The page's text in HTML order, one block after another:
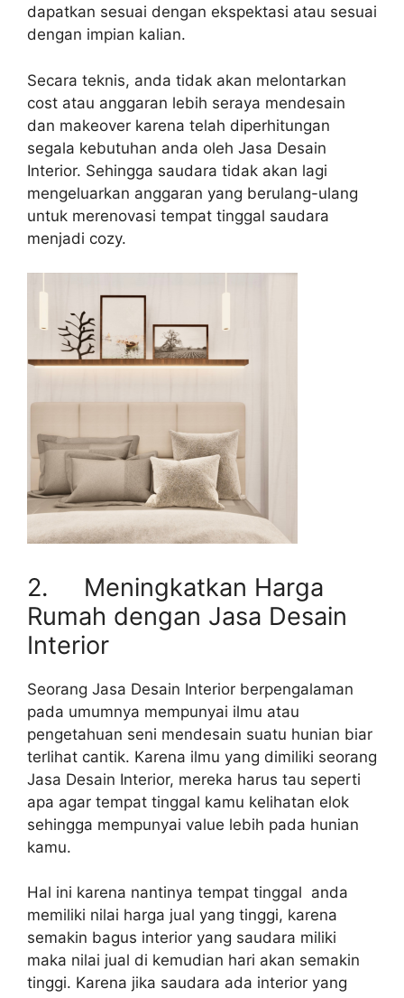
dapatkan sesuai dengan ekspektasi atau sesuai
dengan impian kalian.
Secara teknis, anda tidak akan melontarkan
cost atau anggaran lebih seraya mendesain
dan makeover karena telah diperhitungan
segala kebutuhan anda oleh Jasa Desain
Interior. Sehingga saudara tidak akan lagi
mengeluarkan anggaran yang berulang-ulang
untuk merenovasi tempat tinggal saudara
menjadi cozy.
2. Meningkatkan Harga
Rumah dengan Jasa Desain
Interior
Seorang Jasa Desain Interior berpengalaman
pada umumnya mempunyai ilmu atau
pengetahuan seni mendesain suatu hunian biar
terlihat cantik. Karena ilmu yang dimiliki seorang
Jasa Desain Interior, mereka harus tau seperti
apa agar tempat tinggal kamu kelihatan elok
sehingga mempunyai value lebih pada hunian
kamu.
Hal ini karena nantinya tempat tinggal anda
memiliki nilai harga jual yang tinggi, karena
semakin bagus interior yang saudara miliki
maka nilai jual di kemudian hari akan semakin
tinggi. Karena jika saudara ada interior yang